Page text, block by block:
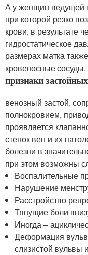
А у женщин ведущей
при которой резко
крови, в результате
гидростатическое
размерах матка
кровеносные сосуды.
признаки
венозный застой,
полнокровием,
проявляется
стенок вен и их
болезни в
при этом возможны
Воспалительные
Нарушение
Расстройство
Тянущие боли
Иногда –
Деформация
слизистой вульвы